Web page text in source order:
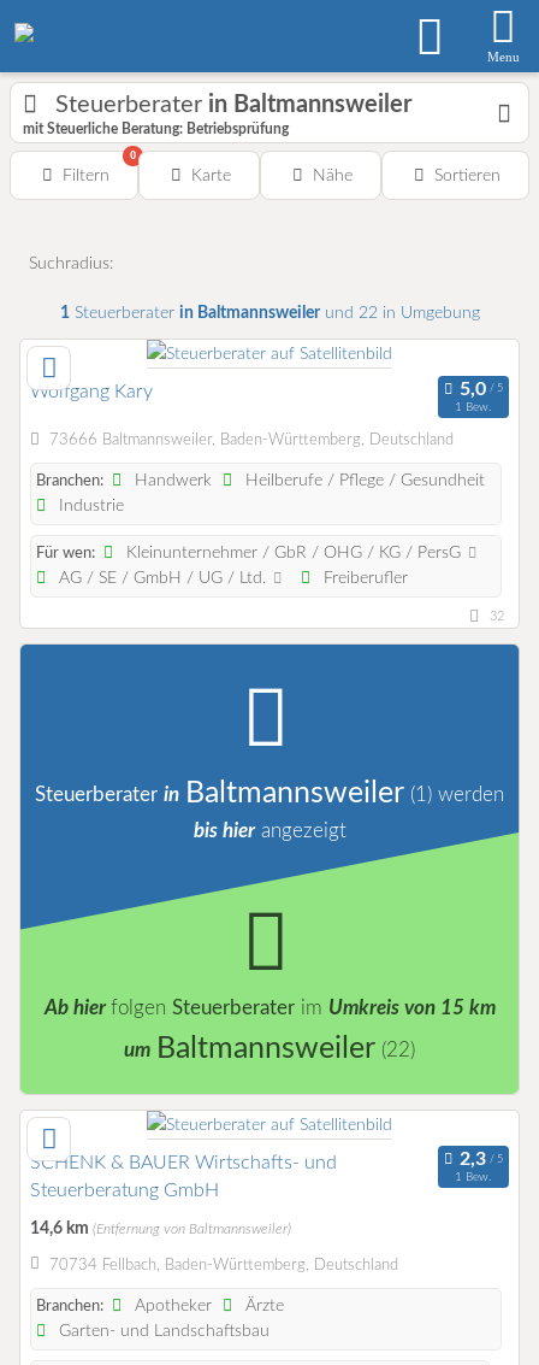
Menu
Steuerberater in Baltmannsweiler
mit Steuerliche Beratung: Betriebsprüfung
Filtern
0
Karte Nähe Sortieren
Suchradius:
1Steuerberater in Baltmannsweilerund 22 in Umgebung
Wolfgang Kary
1 Bew.
73666 Baltmannsweiler, Baden-Württemberg, Deutschland
Branchen: Handwerk
Heilberufe / Pflege / Gesundheit
Industrie
Für wen:
Kleinunternehmer / GbR / OHG / KG / PersG
AG / SE / GmbH / UG / Ltd.
Freiberufler
32
Steuerberater in Baltmannsweiler (1) werden
bis hierangezeigt
Ab hierfolgen Steuerberaterim Umkreis von 15 km
um Baltmannsweiler (22)
SCHENK & BAUER Wirtschafts- und
Steuerberatung GmbH
1 Bew.
14,6 km (Entfernung von Baltmannsweiler)
70734 Fellbach, Baden-Württemberg, Deutschland
Branchen: Apotheker
Ärzte
Garten- und Landschaftsbau